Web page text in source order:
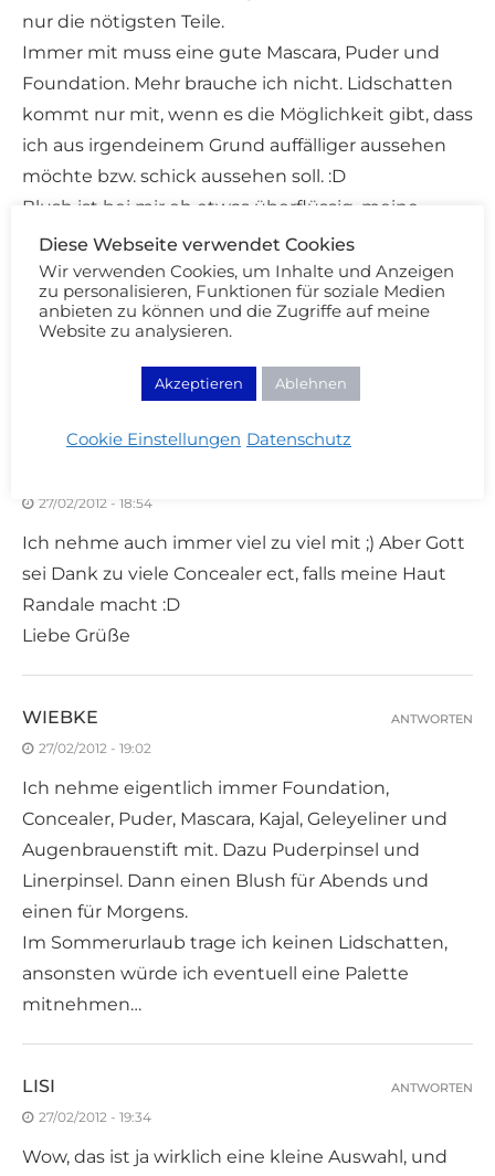
nur die nötigsten Teile.
Immer mit muss eine gute Mascara, Puder und
Foundation. Mehr brauche ich nicht. Lidschatten
kommt nur mit, wenn es die Möglichkeit gibt, dass
ich aus irgendeinem Grund auffälliger aussehen
möchte bzw. schick aussehen soll. :D
Blush ist bei mir eh etwas überflüssig, meine
Durchblutung ist top. ;)
CREAM
Haha du Glückliche :D
ANTWORTEN
27/02/2012 - 18:54
Ich nehme auch immer viel zu viel mit ;) Aber Gott
sei Dank zu viele Concealer ect, falls meine Haut
Randale macht :D
Liebe Grüße
WIEBKE
27/02/2012 - 19:02
Ich nehme eigentlich immer Foundation,
Concealer, Puder, Mascara, Kajal, Geleyeliner und
Augenbrauenstift mit. Dazu Puderpinsel und
Linerpinsel. Dann einen Blush für Abends und
einen für Morgens.
Im Sommerurlaub trage ich keinen Lidschatten,
ansonsten würde ich eventuell eine Palette
mitnehmen…
ANTWORTEN
LISI
27/02/2012 - 19:34
Wow, das ist ja wirklich eine kleine Auswahl, und
ANTWORTEN
Diese Webseite verwendet Cookies
Wir verwenden Cookies, um Inhalte und Anzeigen
zu personalisieren, Funktionen für soziale Medien
anbieten zu können und die Zugriffe auf meine
Website zu analysieren.
Akzeptieren Ablehnen
Cookie Einstellungen Datenschutz